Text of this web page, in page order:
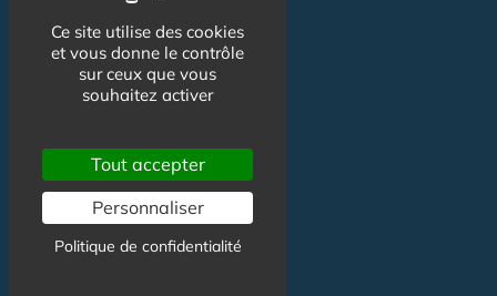
Mentions légales
Contact
Partenariat
Ce site utilise des cookies
et vous donne le contrôle
sur ceux que vous
souhaitez activer
Tout accepter
Personnaliser
Politique de confidentialité